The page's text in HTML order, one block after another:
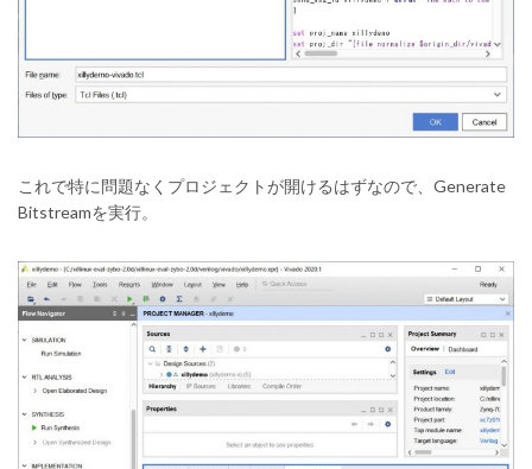
これで特に問題なくプロジェクトが開けるはずなので、Generate
Bitstreamを実行。